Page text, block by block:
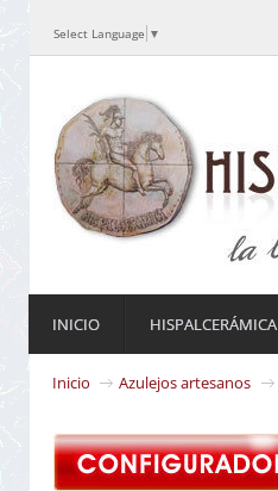
Select Language ▼
INICIO HISPALCERÁMICA
Inicio Azulejos artesanos